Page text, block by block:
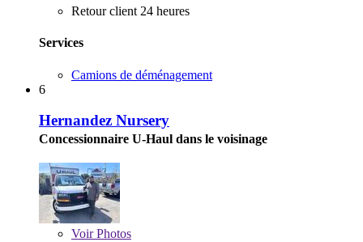
Retour client 24 heures
Services
Camions de déménagement
6
Hernandez Nursery
Concessionnaire U-Haul dans le voisinage
VoirPhotos